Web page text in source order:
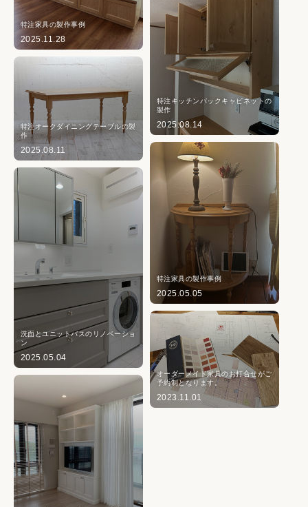
特注家具の製作事例
2025.11.28
特注キッチンバックキャビネットの
製作
2025.08.14
特注オークダイニングテーブルの製
作
2025.08.11
特注家具の製作事例
2025.05.05
洗面とユニットバスのリノベーショ
ン
2025.05.04
オーダーメイド家具のお打合せがご
予約制となります。
2023.11.01